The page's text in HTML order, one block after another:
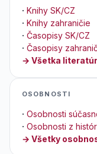
· Knihy SK/CZ
· Knihy zahraničie
· Časopisy SK/CZ
· Časopisy
→ Všetka
OSOBNOSTI
· Osobnosti
· Osobnosti z
→ Všetky